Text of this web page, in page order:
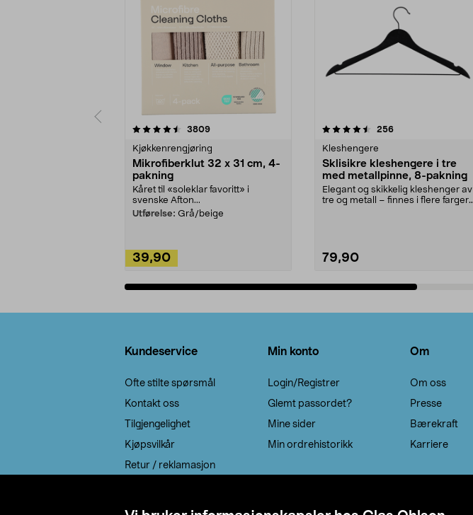
3809anmeldelser
Kjøkkenrengjøring
Mikrofiberklut 32 x 31 cm, 4-
pakning
Kåret til «soleklar favoritt» i
svenske Afton...
Utførelse: Grå/beige
39,90
4.5av 5 stjerner 256anmeldelser
Kleshengere
Sklisikre kleshengere i tre
med metallpinne, 8-pakning
Elegant og skikkelig kleshenger av
tre og metall – finnes i flere farger.
79,90
4.5av 5 stjerner
Kundeservice
Ofte stilte spørsmål
Kontakt oss
Tilgjengelighet
Kjøpsvilkår
Retur / reklamasjon
Min konto
Login/Registrer
Glemt passordet?
Mine sider
Min ordrehistorikk
Om
Om oss
Presse
Bærekraft
Karriere